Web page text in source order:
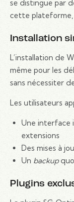
se distingue par
cette plateforme,
Installation
L’installation de
même pour les
sans nécessiter
Les utilisateurs
Une interface
extensions
Des mises à
Un backup
Plugins